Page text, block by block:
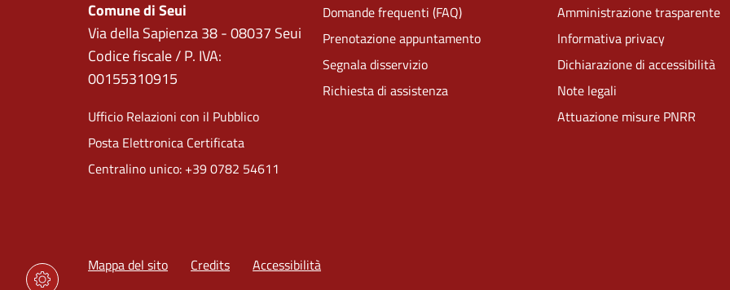
Comune di Seui
Via della Sapienza 38 - 08037 Seui
Codice fiscale / P. IVA:
00155310915
Ufficio Relazioni con il Pubblico
Posta Elettronica Certificata
Centralino unico: +39 0782 54611
Domande frequenti (FAQ)
Prenotazione appuntamento
Segnala disservizio
Richiesta di assistenza
Amministrazione trasparente
Informativa privacy
Dichiarazione di accessibilità
Note legali
Attuazione misure PNRR
Mappa del sito Credits Accessibilità